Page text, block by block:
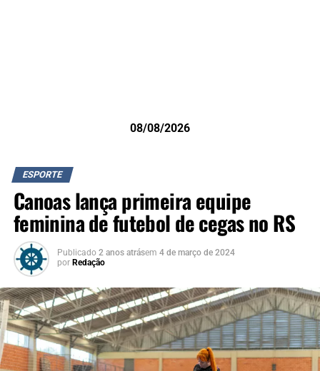
08/08/2026
ESPORTE
Canoas lança primeira equipe
feminina de futebol de cegas no RS
Publicado 2 anos atrásem 4 de março de 2024
por Redação